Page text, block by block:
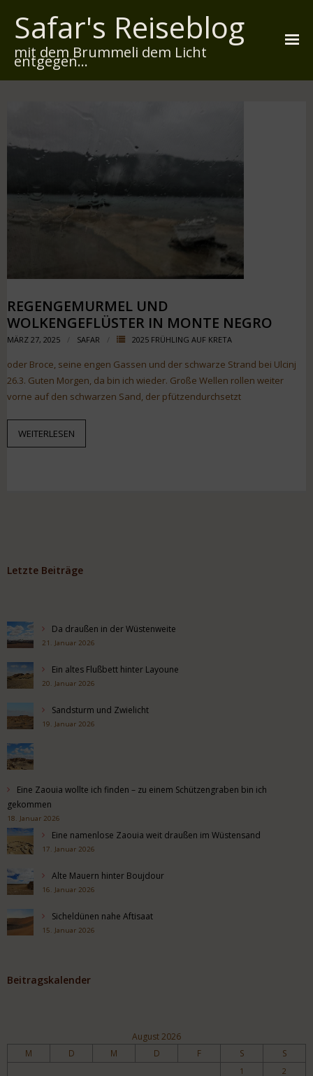
Safar's Reiseblog
mit dem Brummeli dem Licht
entgegen...
Reiserouten
Kontakt
REGENGEMURMEL UND
WOLKENGEFLÜSTER IN MONTE NEGRO
MÄRZ 27, 2025 SAFAR 2025 FRÜHLING AUF KRETA
oder Broce, seine engen Gassen und der schwarze Strand bei Ulcinj
26.3. Guten Morgen, da bin ich wieder. Große Wellen rollen weiter
vorne auf den schwarzen Sand, der pfützendurchsetzt
WEITERLESEN
Letzte Beiträge
Da draußen in der Wüstenweite
21. Januar 2026
Ein altes Flußbett hinter Layoune
20. Januar 2026
Sandsturm und Zwielicht
19. Januar 2026
Eine Zaouia wollte ich finden – zu einem Schützengraben bin ich
gekommen
18. Januar 2026
Eine namenlose Zaouia weit draußen im Wüstensand
17. Januar 2026
Alte Mauern hinter Boujdour
16. Januar 2026
Sicheldünen nahe Aftisaat
15. Januar 2026
Beitragskalender
August 2026
M D M D F S S
1
2